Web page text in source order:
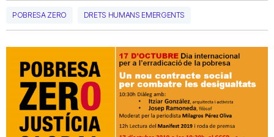
POBRESA ZERO DRETS HUMANS EMERGENTS